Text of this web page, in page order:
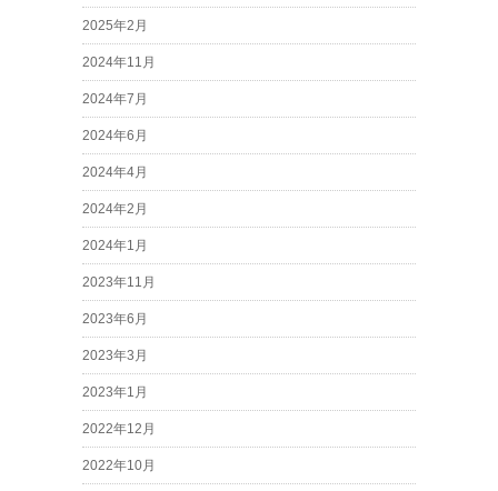
2025年2月
2024年11月
2024年7月
2024年6月
2024年4月
2024年2月
2024年1月
2023年11月
2023年6月
2023年3月
2023年1月
2022年12月
2022年10月